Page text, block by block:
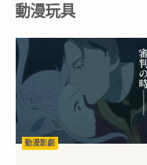
｜
動
漫
二
動漫玩具
動漫影劇